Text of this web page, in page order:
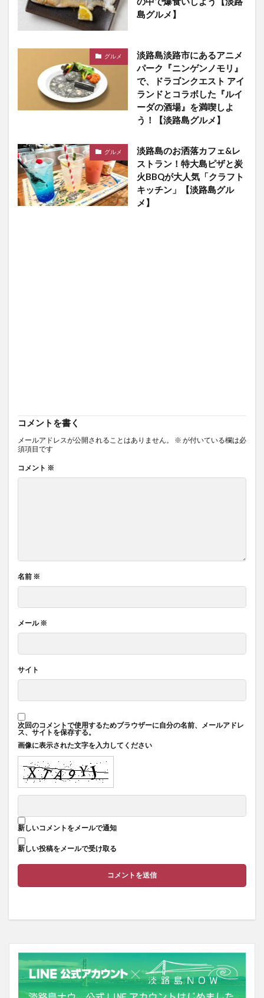
島グルメ】
グルメ
淡路島淡路市にあるアニメ
パーク『ニンゲンノモリ』
で、ドラゴンクエスト アイ
ランドとコラボした『ルイ
ーダの酒場』を満喫しよ
う！【淡路島グルメ】
グルメ
淡路島のお洒落カフェ&レ
ストラン！特大島ピザと炭
火BBQが大人気「クラフト
キッチン」【淡路島グル
メ】
コメントを書く
メールアドレスが公開されることはありません。 ※ が付いている欄は必
須項目です
コメント ※
名前 ※
メール※
サイト
次回のコメントで使用するためブラウザーに自分の名前、メールアドレ
ス、サイトを保存する。
画像に表示された文字を入力してください
新しいコメントをメールで通知
新しい投稿をメールで受け取る